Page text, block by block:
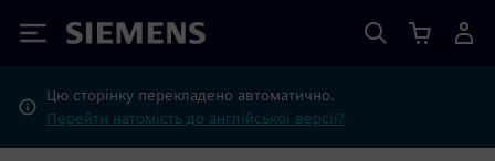
Siemens
Цю сторінку перекладено автоматично.
Перейти натомість до англійської версії?